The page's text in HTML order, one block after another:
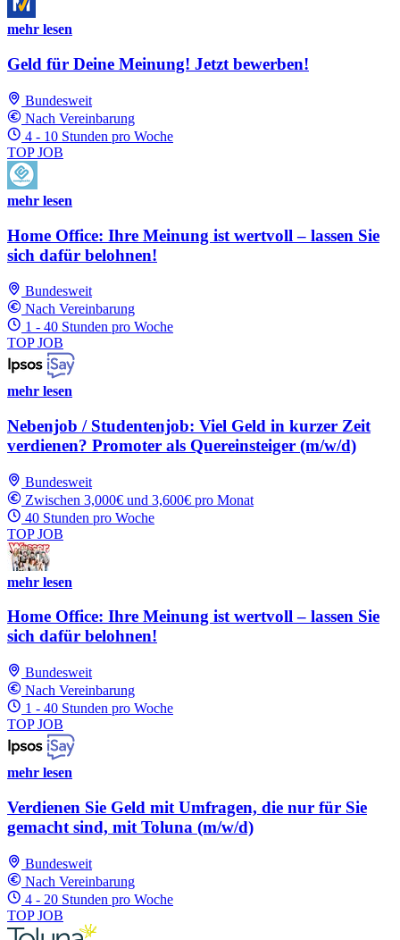
mehr lesen
Geld für Deine Meinung! Jetzt bewerben!
Bundesweit
Nach Vereinbarung
4 - 10 Stunden pro Woche
TOP JOB
mehr lesen
Home Office: Ihre Meinung ist wertvoll – lassen Sie
sich dafür belohnen!
Bundesweit
Nach Vereinbarung
1 - 40 Stunden pro Woche
TOP JOB
mehr lesen
Nebenjob / Studentenjob: Viel Geld in kurzer Zeit
verdienen? Promoter als Quereinsteiger (m/w/d)
Bundesweit
Zwischen 3,000€ und 3,600€ pro Monat
40 Stunden pro Woche
TOP JOB
mehr lesen
Home Office: Ihre Meinung ist wertvoll – lassen Sie
sich dafür belohnen!
Bundesweit
Nach Vereinbarung
1 - 40 Stunden pro Woche
TOP JOB
mehr lesen
Verdienen Sie Geld mit Umfragen, die nur für Sie
gemacht sind, mit Toluna (m/w/d)
Bundesweit
Nach Vereinbarung
4 - 20 Stunden pro Woche
TOP JOB